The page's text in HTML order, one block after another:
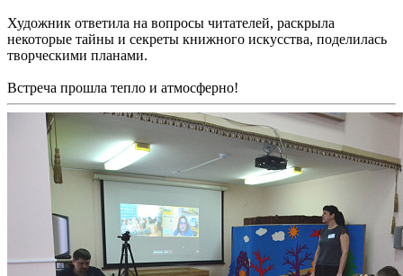
Художник ответила на вопросы читателей, раскрыла
некоторые тайны и секреты книжного искусства, поделилась
творческими планами.
Встреча прошла тепло и атмосферно!